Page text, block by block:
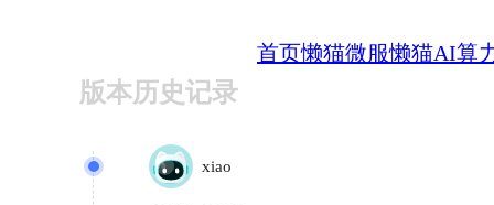
首页懒猫微服懒猫AI算
版本历史记录
xiao